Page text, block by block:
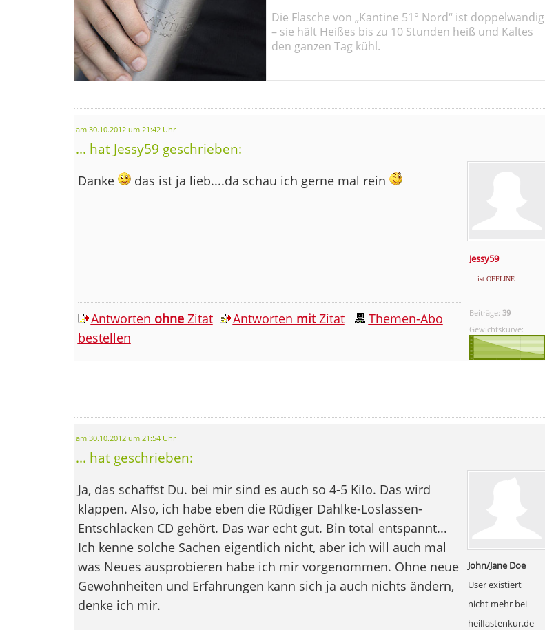
Die Flasche von „Kantine 51° Nord“ ist doppelwandig
– sie hält Heißes bis zu 10 Stunden heiß und Kaltes
den ganzen Tag kühl.
am 30.10.2012 um 21:42 Uhr
... hat Jessy59 geschrieben:
Jessy59
... ist OFFLINE
Beiträge: 39
Gewichtskurve:
Danke das ist ja lieb....da schau ich gerne mal rein
Antworten ohneZitat Antworten mitZitat
Themen-Abo
bestellen
am 30.10.2012 um 21:54 Uhr
... hat geschrieben:
John/Jane Doe
User existiert
nicht mehr bei
heilfastenkur.de
Ja, das schaffst Du. bei mir sind es auch so 4-5 Kilo. Das wird
klappen. Also, ich habe eben die Rüdiger Dahlke-Loslassen-
Entschlacken CD gehört. Das war echt gut. Bin total entspannt...
Ich kenne solche Sachen eigentlich nicht, aber ich will auch mal
was Neues ausprobieren habe ich mir vorgenommen. Ohne neue
Gewohnheiten und Erfahrungen kann sich ja auch nichts ändern,
denke ich mir.